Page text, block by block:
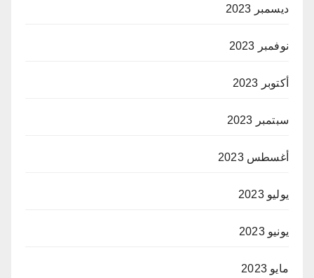
ديسمبر 2023
نوفمبر 2023
أكتوبر 2023
سبتمبر 2023
أغسطس 2023
يوليو 2023
يونيو 2023
مايو 2023